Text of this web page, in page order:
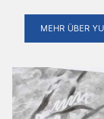
Berlin
2020 Cult of
Space, Odessa
MEHR ÜBER